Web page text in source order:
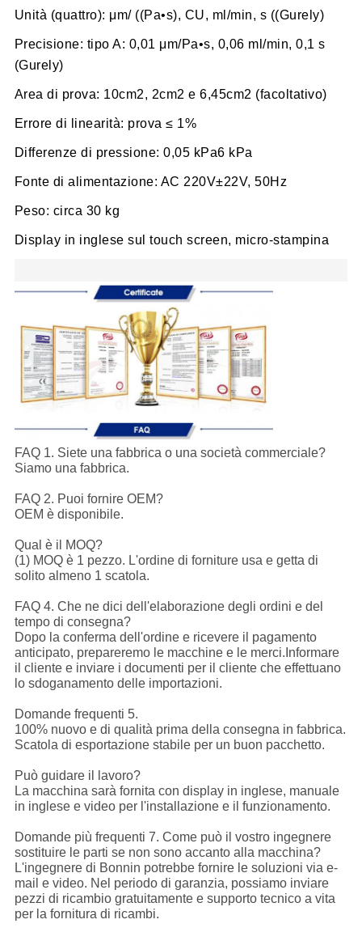
Unità (quattro): μm/ ((Pa•s), CU, ml/min, s ((Gurely)
Precisione: tipo A: 0,01 μm/Pa•s, 0,06 ml/min, 0,1 s
(Gurely)
Area di prova: 10cm2, 2cm2 e 6,45cm2 (facoltativo)
Errore di linearità: prova ≤ 1%
Differenze di pressione: 0,05 kPa6 kPa
Fonte di alimentazione: AC 220V±22V, 50Hz
Peso: circa 30 kg
Display in inglese sul touch screen, micro-stampina
FAQ 1. Siete una fabbrica o una società commerciale?
Siamo una fabbrica.
FAQ 2. Puoi fornire OEM?
OEM è disponibile.
Qual è il MOQ?
(1) MOQ è 1 pezzo. L'ordine di forniture usa e getta di
solito almeno 1 scatola.
FAQ 4. Che ne dici dell'elaborazione degli ordini e del
tempo di consegna?
Dopo la conferma dell'ordine e ricevere il pagamento
anticipato, prepareremo le macchine e le merci.Informare
il cliente e inviare i documenti per il cliente che effettuano
lo sdoganamento delle importazioni.
Domande frequenti 5.
100% nuovo e di qualità prima della consegna in fabbrica.
Scatola di esportazione stabile per un buon pacchetto.
Può guidare il lavoro?
La macchina sarà fornita con display in inglese, manuale
in inglese e video per l'installazione e il funzionamento.
Domande più frequenti 7. Come può il vostro ingegnere
sostituire le parti se non sono accanto alla macchina?
L'ingegnere di Bonnin potrebbe fornire le soluzioni via e-
mail e video. Nel periodo di garanzia, possiamo inviare
pezzi di ricambio gratuitamente e supporto tecnico a vita
per la fornitura di ricambi.